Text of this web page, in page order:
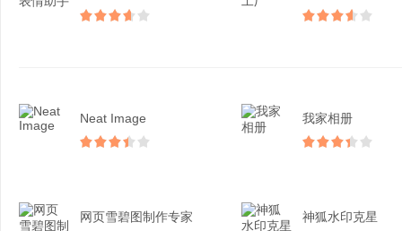
Neat Image 我家相册
网页雪碧图制作专家 神狐水印克星